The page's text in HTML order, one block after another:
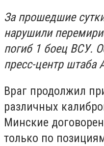
За прошедшие
нарушили
погиб 1 боец ВСУ.
пресс-центр штаба
Враг продолжил
различных
Минские
только по